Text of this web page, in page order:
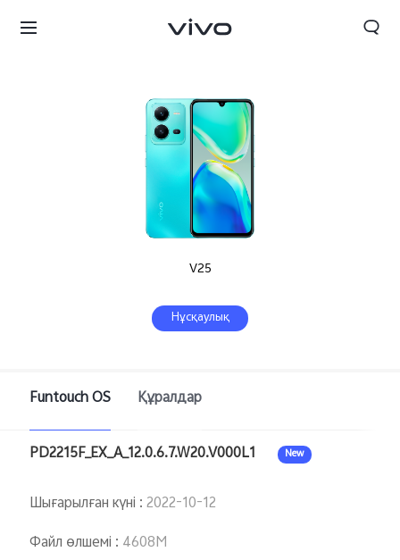
Казахстан(kk) | Елді/аймақты таңдаңыз
V25
Нұсқаулық
Funtouch OS Құралдар
PD2215F_EX_A_12.0.6.7.W20.V000L1 New
Шығарылған күні :2022-10-12
Файл өлшемі : 4608M